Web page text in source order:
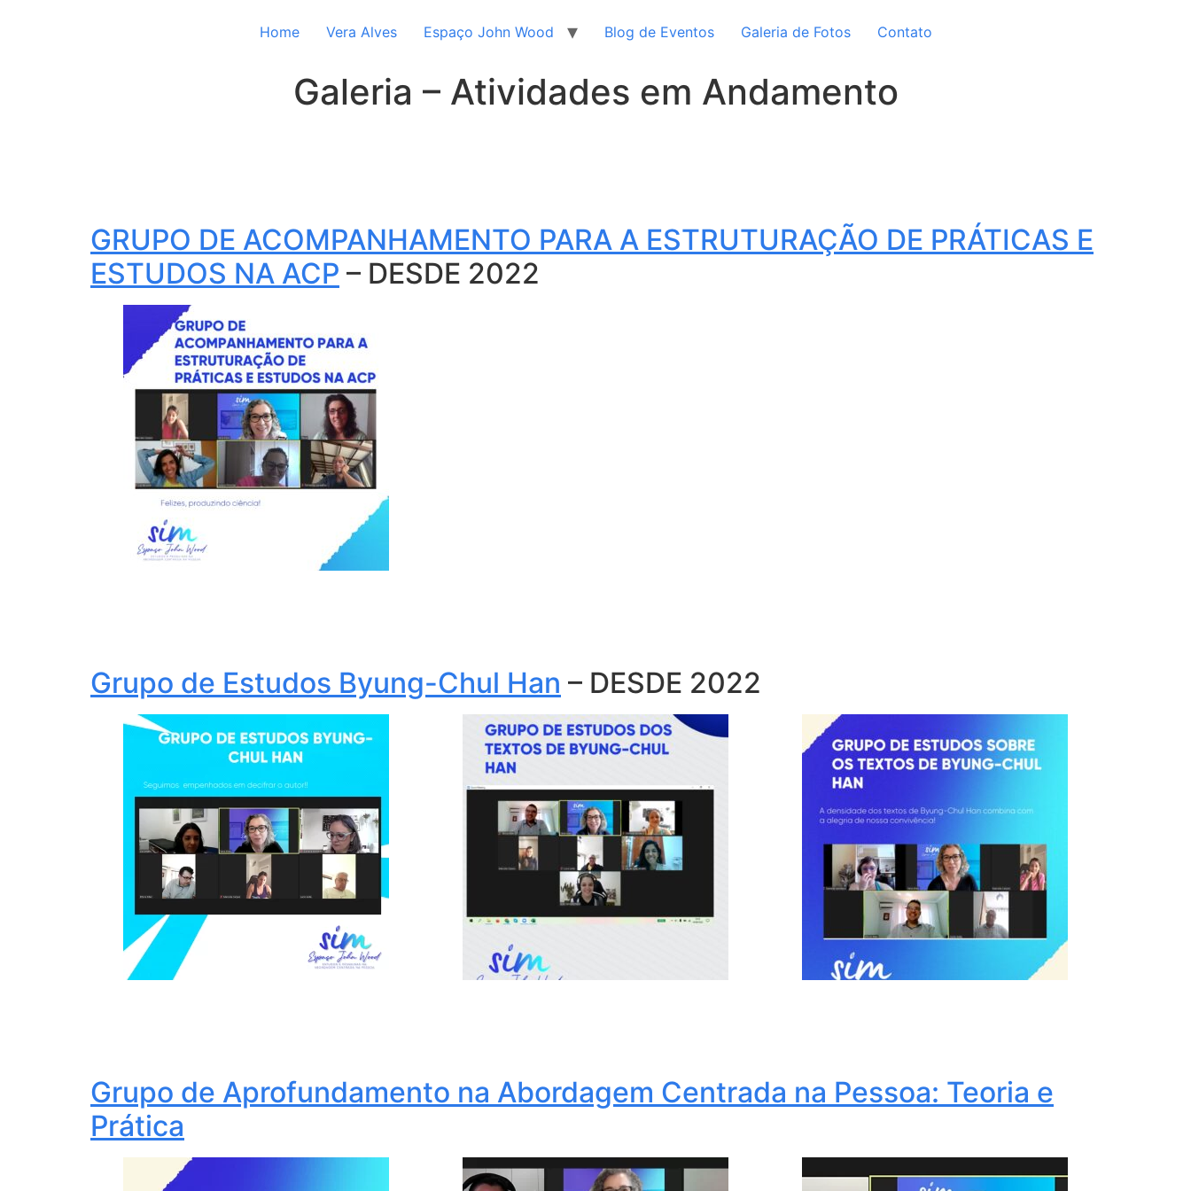
Home Vera Alves Espaço John Wood Blog de Eventos Galeria de Fotos Contato
Galeria – Atividades em Andamento
GRUPO DE ACOMPANHAMENTO PARA A ESTRUTURAÇÃO DE PRÁTICAS E
ESTUDOS NA ACP – DESDE 2022
Grupo de Estudos Byung-Chul Han – DESDE 2022
Grupo de Aprofundamento na Abordagem Centrada na Pessoa: Teoria e
Prática